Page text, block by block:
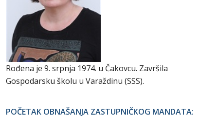
Rođena je 9. srpnja 1974. u Čakovcu. Završila
Gospodarsku školu u Varaždinu (SSS).
POČETAK OBNAŠANJA ZASTUPNIČKOG MANDATA: